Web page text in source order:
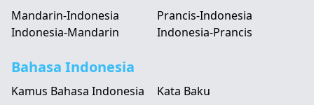
Mandarin-Indonesia
Indonesia-Mandarin
Prancis-Indonesia
Indonesia-Prancis
Bahasa Indonesia
Kamus Bahasa Indonesia
Kata Baku